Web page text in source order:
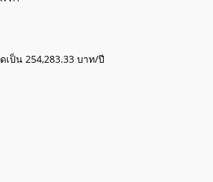
เป็น 254,283.33 บาท/ปี